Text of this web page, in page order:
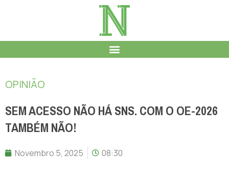
OPINIÃO
SEM ACESSO NÃO HÁ SNS. COM O OE-2026
TAMBÉM NÃO!
Novembro 5, 2025 08:30